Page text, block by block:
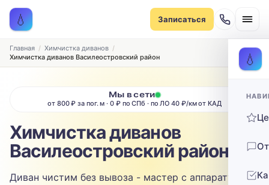
💧 Записаться
Записаться на химчистку
Рассчитаем стоимость и подберём удобное время
ТИП МЕБЕЛИ
ТИП ОБИВКИ
Выберите ткань…
ЗАГРЯЗНЕНИЕ
Выберите загрязнение…
💧
Главная
Химчистка диванов
Химчистка диванов Василеостровский район
Мы в сети
от 800 ₽ за пог. м · 0 ₽ по СПб · по ЛО 40 ₽/км от КАД
Химчистка диванов
Василеостровский район
Диван чистим без вывоза - мастер с аппаратурой